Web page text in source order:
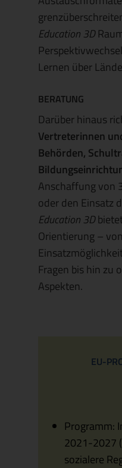
Education 3D
Lernen über
BERATUNG
Darüber hinaus
Vertreterinnen
Behörden,
Anschaffung von
oder den Einsatz
Education 3D
Orientierung –
Fragen bis hin zu
Aspekten.
EU-
Programm:
2021-2027
sozialere